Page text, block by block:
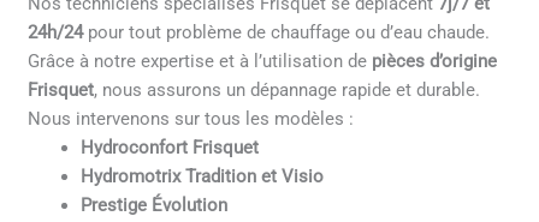
24h/24pour tout problème de chauffage ou d’eau chaude.
Grâce à notre expertise et à l’utilisation de pièces d’origine
Frisquet, nous assurons un dépannage rapide et durable.
Nous intervenons sur tous les modèles :
Hydroconfort Frisquet
Hydromotrix Tradition et Visio
Prestige Évolution